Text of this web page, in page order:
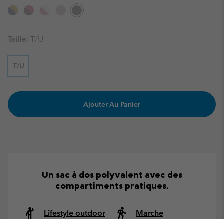
Taille: T/U
T/U
Ajouter Au Panier
Un sac à dos polyvalent avec des
compartiments pratiques.
Lifestyle outdoor Marche